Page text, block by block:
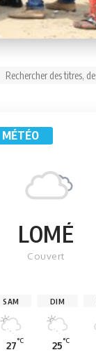
Rechercher:
MÉTÉO
LOMÉ
Couvert
SAM
27°C
DIM
25°C